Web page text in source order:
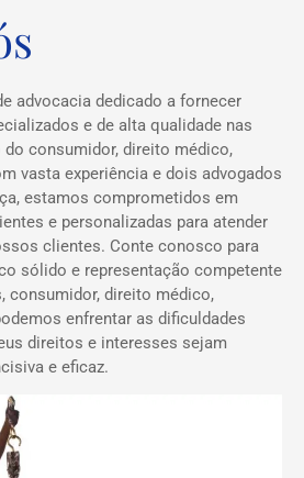
advocacia dedicado a fornecer
e de alta qualidade nas
consumidor, direito médico,
vasta experiência e dois advogados
estamos comprometidos em
e personalizadas para atender
clientes. Conte conosco para
sólido e representação competente
consumidor, direito médico,
enfrentar as dificuldades
direitos e interesses sejam
e eficaz.